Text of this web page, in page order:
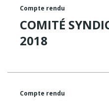
Compte rendu
COMITÉ
2018
Compte rendu